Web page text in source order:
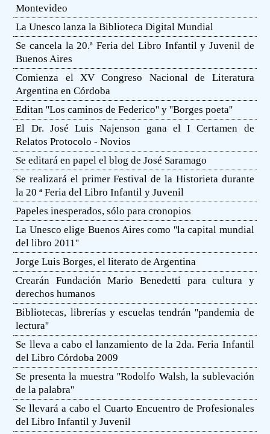
Montevideo
La Unesco lanza la Biblioteca Digital Mundial
Se cancela la 20.ª Feria del Libro Infantil y Juvenil de
Buenos Aires
Comienza el XV Congreso Nacional de Literatura
Argentina en Córdoba
Editan ''Los caminos de Federico'' y ''Borges poeta''
El Dr. José Luis Najenson gana el I Certamen de
Relatos Protocolo - Novios
Se editará en papel el blog de José Saramago
Se realizará el primer Festival de la Historieta durante
la 20 ª Feria del Libro Infantil y Juvenil
Papeles inesperados, sólo para cronopios
La Unesco elige Buenos Aires como ''la capital mundial
del libro 2011''
Jorge Luis Borges, el literato de Argentina
Crearán Fundación Mario Benedetti para cultura y
derechos humanos
Bibliotecas, librerías y escuelas tendrán ''pandemia de
lectura''
Se lleva a cabo el lanzamiento de la 2da. Feria Infantil
del Libro Córdoba 2009
Se presenta la muestra ''Rodolfo Walsh, la sublevación
de la palabra''
Se llevará a cabo el Cuarto Encuentro de Profesionales
del Libro Infantil y Juvenil